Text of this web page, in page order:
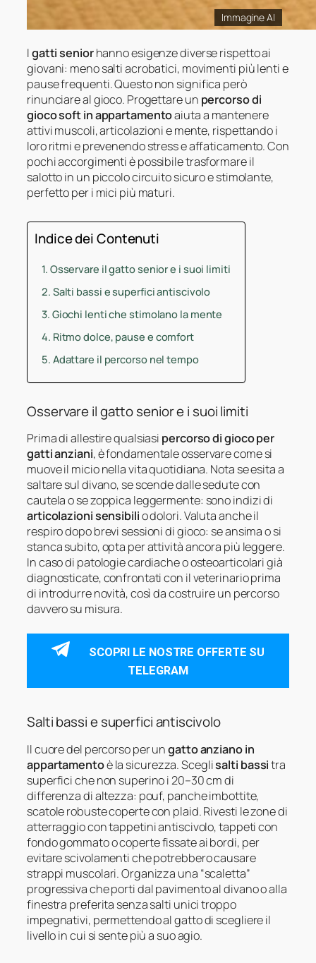
Immagine AI
Igatti seniorhanno esigenze diverse rispetto ai
giovani: meno salti acrobatici, movimenti più lenti e
pause frequenti. Questo non significa però
rinunciare al gioco. Progettare un percorso di
gioco soft in appartamentoaiuta a mantenere
attivi muscoli, articolazioni e mente, rispettando i
loro ritmi e prevenendo stress e affaticamento. Con
pochi accorgimenti è possibile trasformare il
salotto in un piccolo circuito sicuro e stimolante,
perfetto per i mici più maturi.
Indice dei Contenuti
Osservare il gatto senior e i suoi limiti
Salti bassi e superfici antiscivolo
Giochi lenti che stimolano la mente
Ritmo dolce, pause e comfort
Adattare il percorso nel tempo
Osservare il gatto senior e i suoi limiti
Prima di allestire qualsiasi percorso di gioco per
gatti anziani, è fondamentale osservare come si
muove il micio nella vita quotidiana. Nota se esita a
saltare sul divano, se scende dalle sedute con
cautela o se zoppica leggermente: sono indizi di
articolazioni sensibilio dolori. Valuta anche il
respiro dopo brevi sessioni di gioco: se ansima o si
stanca subito, opta per attività ancora più leggere.
In caso di patologie cardiache o osteoarticolari già
diagnosticate, confrontati con il veterinario prima
di introdurre novità, così da costruire un percorso
davvero su misura.
SCOPRI LE NOSTRE OFFERTE SU
TELEGRAM
Salti bassi e superfici antiscivolo
Il cuore del percorso per ungatto anziano in
appartamentoè la sicurezza. Sceglisalti bassitra
superfici che non superino i 20–30 cm di
differenza di altezza: pouf, panche imbottite,
scatole robuste coperte con plaid. Rivesti le zone di
atterraggio con tappetini antiscivolo, tappeti con
fondo gommato o coperte fissate ai bordi, per
evitare scivolamenti che potrebbero causare
strappi muscolari. Organizza una “scaletta”
progressiva che porti dal pavimento al divano o alla
finestra preferita senza salti unici troppo
impegnativi, permettendo al gatto di scegliere il
livello in cui si sente più a suo agio.